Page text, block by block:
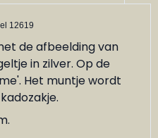
12619
de afbeelding van
in zilver. Op de
Het muntje wordt